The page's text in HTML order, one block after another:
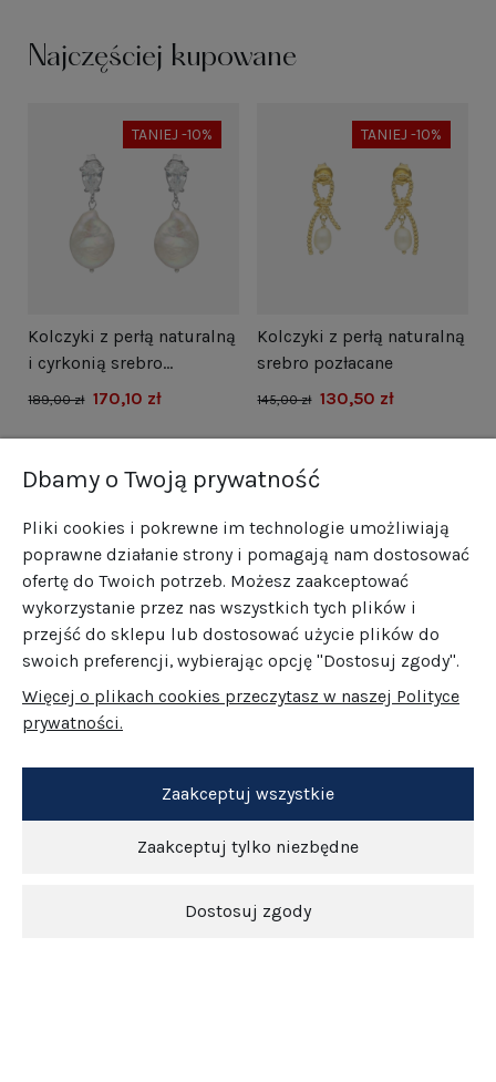
Najczęściej kupowane
TANIEJ -10%
Kolczyki z perłą naturalną
i cyrkonią srebro
rodowane
189,00 zł 170,10 zł
TANIEJ -10%
Kolczyki z perłą naturalną
srebro pozłacane
145,00 zł 130,50 zł
Dbamy o Twoją prywatność
Pliki cookies i pokrewne im technologie umożliwiają
poprawne działanie strony i pomagają nam dostosować
ofertę do Twoich potrzeb. Możesz zaakceptować
wykorzystanie przez nas wszystkich tych plików i
przejść do sklepu lub dostosować użycie plików do
swoich preferencji, wybierając opcję "Dostosuj zgody".
Więcej o plikach cookies przeczytasz w naszej Polityce
prywatności.
Zaakceptuj tylko niezbędne
Dostosuj zgody
Zaakceptuj wszystkie